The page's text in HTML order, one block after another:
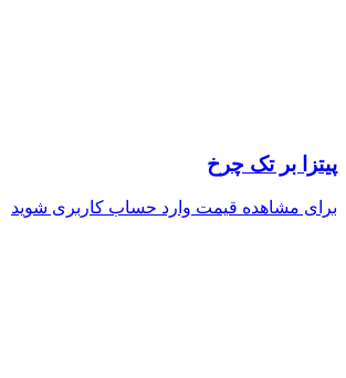
پیتزا بر تک چرخ
برای مشاهده قیمت وارد حساب کاربری شوید